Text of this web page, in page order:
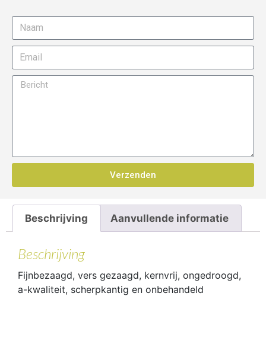
Verzenden
Beschrijving Aanvullende informatie
Beschrijving
Fijnbezaagd, vers gezaagd, kernvrij, ongedroogd,
a-kwaliteit, scherpkantig en onbehandeld